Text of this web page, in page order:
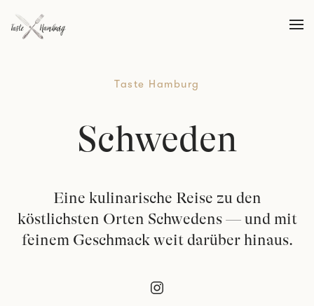
Skip to main content
Taste Hamburg
Schweden
Eine kulinarische Reise zu den
köstlichsten Orten Schwedens — und mit
feinem Geschmack weit darüber hinaus.